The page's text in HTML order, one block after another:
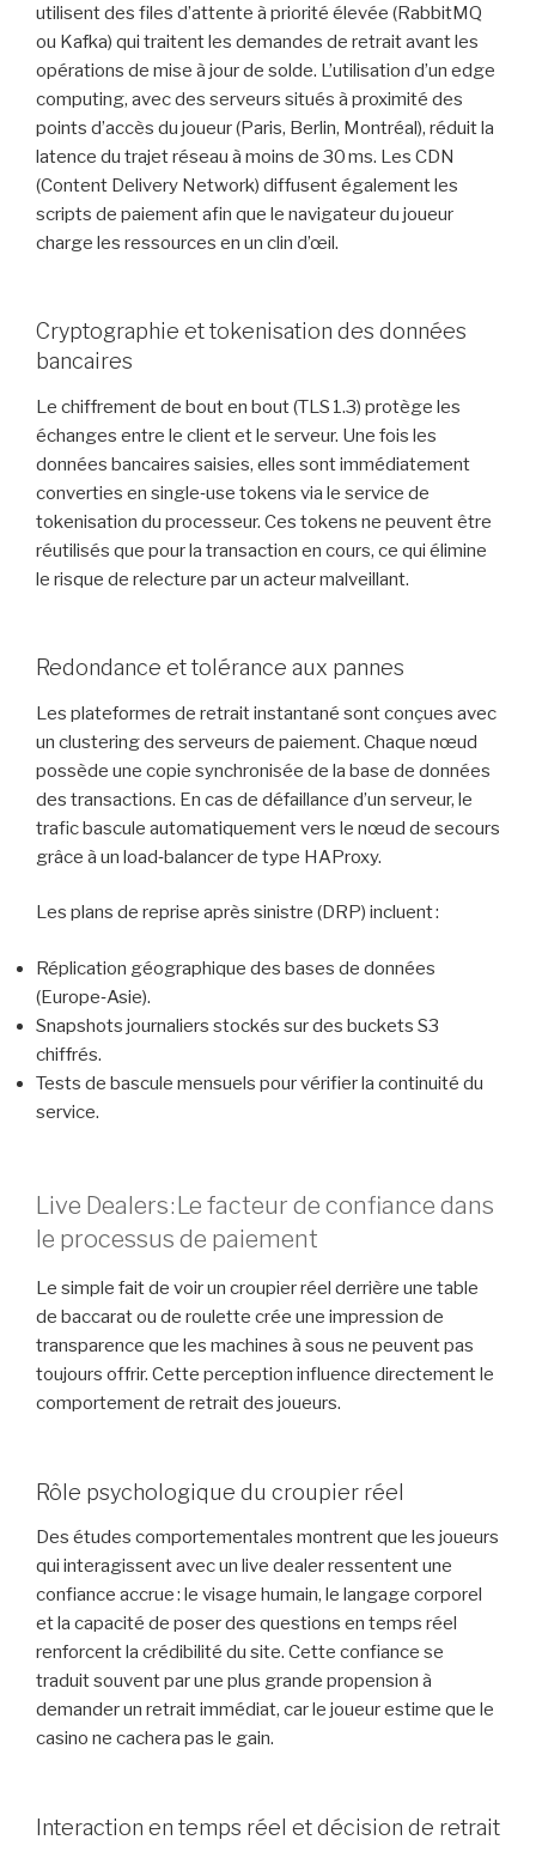
utilisent des files d’attente à priorité élevée (RabbitMQ
ou Kafka) qui traitent les demandes de retrait avant les
opérations de mise à jour de solde. L’utilisation d’un edge
computing, avec des serveurs situés à proximité des
points d’accès du joueur (Paris, Berlin, Montréal), réduit la
latence du trajet réseau à moins de 30 ms. Les CDN
(Content Delivery Network) diffusent également les
scripts de paiement afin que le navigateur du joueur
charge les ressources en un clin d’œil.
Cryptographie et tokenisation des données
bancaires
Le chiffrement de bout en bout (TLS 1.3) protège les
échanges entre le client et le serveur. Une fois les
données bancaires saisies, elles sont immédiatement
converties en single‑use tokens via le service de
tokenisation du processeur. Ces tokens ne peuvent être
réutilisés que pour la transaction en cours, ce qui élimine
le risque de relecture par un acteur malveillant.
Redondance et tolérance aux pannes
Les plateformes de retrait instantané sont conçues avec
un clustering des serveurs de paiement. Chaque nœud
possède une copie synchronisée de la base de données
des transactions. En cas de défaillance d’un serveur, le
trafic bascule automatiquement vers le nœud de secours
grâce à un load‑balancer de type HAProxy.
Les plans de reprise après sinistre (DRP) incluent :
Réplication géographique des bases de données
(Europe‑Asie).
Snapshots journaliers stockés sur des buckets S3
chiffrés.
Tests de bascule mensuels pour vérifier la continuité du
service.
Live Dealers : Le facteur de confiance dans
le processus de paiement
Le simple fait de voir un croupier réel derrière une table
de baccarat ou de roulette crée une impression de
transparence que les machines à sous ne peuvent pas
toujours offrir. Cette perception influence directement le
comportement de retrait des joueurs.
Rôle psychologique du croupier réel
Des études comportementales montrent que les joueurs
qui interagissent avec un live dealer ressentent une
confiance accrue : le visage humain, le langage corporel
et la capacité de poser des questions en temps réel
renforcent la crédibilité du site. Cette confiance se
traduit souvent par une plus grande propension à
demander un retrait immédiat, car le joueur estime que le
casino ne cachera pas le gain.
Interaction en temps réel et décision de retrait